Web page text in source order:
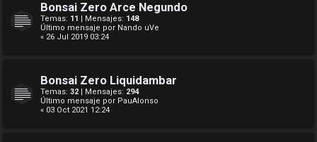
Bonsai Zero Arce Negundo
Temas: 11 | Mensajes: 148
Último mensaje por Nando uVe
« 26 Jul 2019 03:24
Bonsai Zero Liquidambar
Temas: 32 | Mensajes: 294
Último mensaje por PauAlonso
« 03 Oct 2021 12:24